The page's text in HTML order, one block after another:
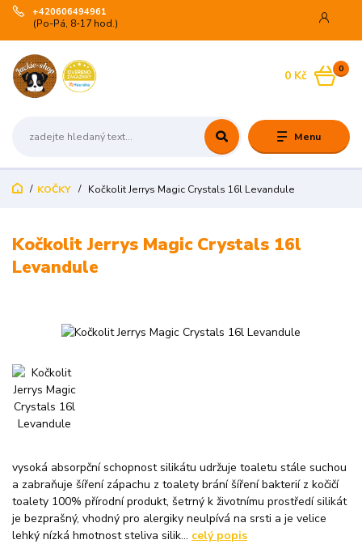
Menu
+420606494961
(Po-Pá, 8-17 hod.)
0
0 Kč
KOČKY Kočkolit Jerrys Magic Crystals 16l Levandule
Kočkolit Jerrys Magic Crystals 16l
Levandule
vysoká absorpční schopnost silikátu udržuje toaletu stále suchou
a zabraňuje šíření zápachu z toalety brání šíření bakterií z kočičí
toalety 100% přírodní produkt, šetrný k životnímu prostředí silikát
je bezprašný, vhodný pro alergiky neulpívá na srsti a je velice
lehký nízká hmotnost steliva silik... celý popis